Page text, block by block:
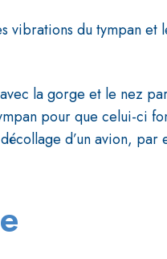
vibrations du tympan
la gorge et le nez
pour que celui-ci
d’un avion, par